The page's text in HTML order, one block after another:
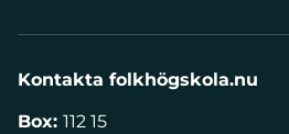
Kontakta folkhögskola.nu
Box: 112 15